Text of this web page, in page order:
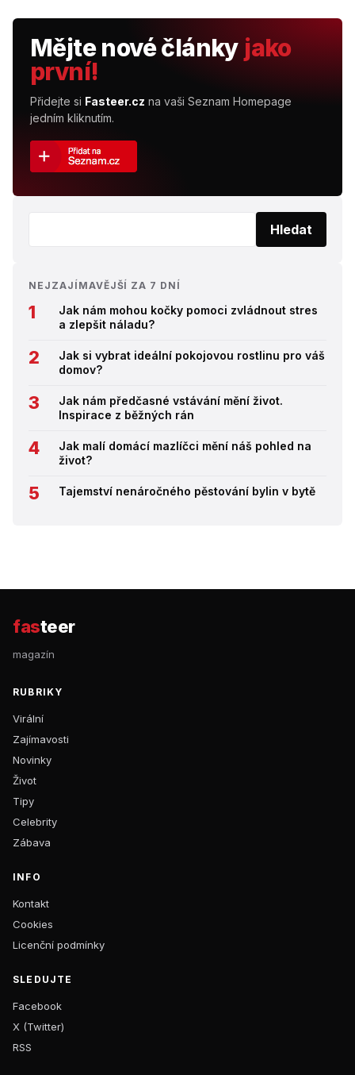
Mějte nové články jako
první!
Přidejte si Fasteer.cz na vaši Seznam Homepage
jedním kliknutím.
Hledat
NEJZAJÍMAVĚJŠÍ ZA 7 DNÍ
Jak nám mohou kočky pomoci zvládnout stres
a zlepšit náladu?
Jak si vybrat ideální pokojovou rostlinu pro váš
domov?
Jak nám předčasné vstávání mění život.
Inspirace z běžných rán
Jak malí domácí mazlíčci mění náš pohled na
život?
Tajemství nenáročného pěstování bylin v bytě
fasteer
magazín
RUBRIKY
Virální
Zajímavosti
Novinky
Život
Tipy
Celebrity
Zábava
INFO
Kontakt
Cookies
Licenční podmínky
SLEDUJTE
Facebook
X (Twitter)
RSS